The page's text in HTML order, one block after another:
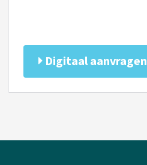
Digitaal aanvragen